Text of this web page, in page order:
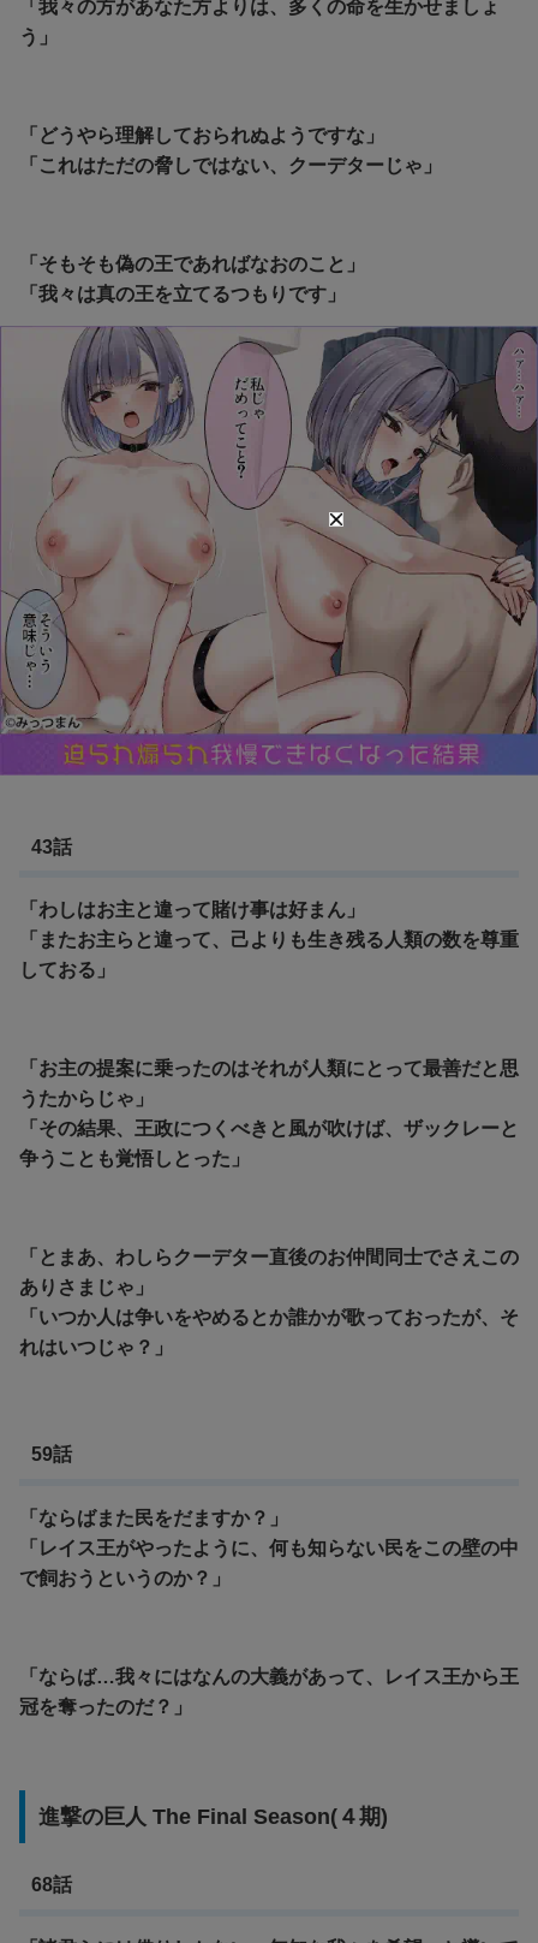
「我々の方があなた方よりは、多くの命を生かせましょ
う」
「どうやら理解しておられぬようですな」
「これはただの脅しではない、クーデターじゃ」
「そもそも偽の王であればなおのこと」
「我々は真の王を立てるつもりです」
43話
「わしはお主と違って賭け事は好まん」
「またお主らと違って、己よりも生き残る人類の数を尊重
しておる」
「お主の提案に乗ったのはそれが人類にとって最善だと思
うたからじゃ」
「その結果、王政につくべきと風が吹けば、ザックレーと
争うことも覚悟しとった」
「とまあ、わしらクーデター直後のお仲間同士でさえこの
ありさまじゃ」
「いつか人は争いをやめるとか誰かが歌っておったが、そ
れはいつじゃ？」
59話
「ならばまた民をだますか？」
「レイス王がやったように、何も知らない民をこの壁の中
で飼おうというのか？」
「ならば…我々にはなんの大義があって、レイス王から王
冠を奪ったのだ？」
進撃の巨人 The Final Season(４期)
68話